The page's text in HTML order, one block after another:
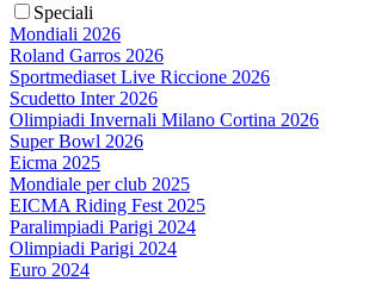
Speciali
Mondiali 2026
Roland Garros 2026
Sportmediaset Live Riccione 2026
Scudetto Inter 2026
Olimpiadi Invernali Milano Cortina 2026
Super Bowl 2026
Eicma 2025
Mondiale per club 2025
EICMA Riding Fest 2025
Paralimpiadi Parigi 2024
Olimpiadi Parigi 2024
Euro 2024